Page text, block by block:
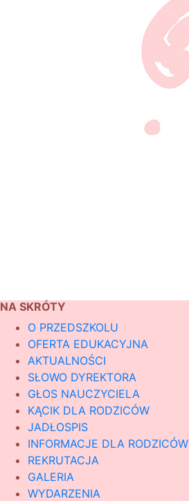
NA SKRÓTY
O PRZEDSZKOLU
OFERTA EDUKACYJNA
AKTUALNOŚCI
SŁOWO DYREKTORA
GŁOS NAUCZYCIELA
KĄCIK DLA RODZICÓW
JADŁOSPIS
INFORMACJE DLA RODZICÓW
REKRUTACJA
GALERIA
WYDARZENIA